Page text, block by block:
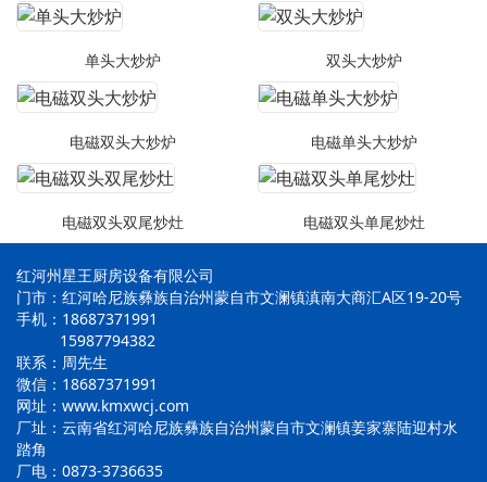
单头大炒炉 双头大炒炉
电磁双头大炒炉 电磁单头大炒炉
电磁双头双尾炒灶 电磁双头单尾炒灶
红河州星王厨房设备有限公司
门市：红河哈尼族彝族自治州蒙自市文澜镇滇南大商汇A区19-20号
手机：18687371991
15987794382
联系：周先生
微信：18687371991
网址：www.kmxwcj.com
厂址：云南省红河哈尼族彝族自治州蒙自市文澜镇姜家寨陆迎村水
踏角
厂电：0873-3736635